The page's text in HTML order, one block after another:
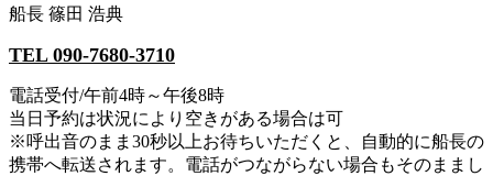
船長 篠田 浩典
TEL 090-7680-3710
電話受付/午前4時～午後8時
当日予約は状況により空きがある場合は可
※呼出音のまま30秒以上お待ちいただくと、自動的に船長の
携帯へ転送されます。電話がつながらない場合もそのままし